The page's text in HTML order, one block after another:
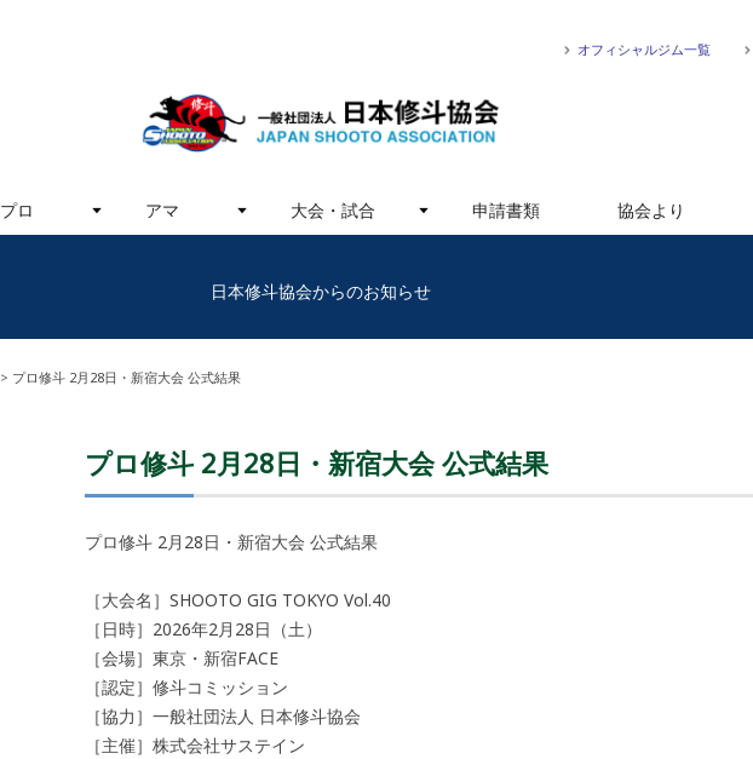
オフィシャルジム一覧
プロ アマ 大会・試合 申請書類 協会より
日本修斗協会からのお知らせ
プロ修斗 2月28日・新宿大会 公式結果
プロ修斗 2月28日・新宿大会 公式結果
プロ修斗 2月28日・新宿大会 公式結果
［大会名］SHOOTO GIG TOKYO Vol.40
［日時］2026年2月28日（土）
［会場］東京・新宿FACE
［認定］修斗コミッション
［協力］一般社団法人 日本修斗協会
［主催］株式会社サステイン